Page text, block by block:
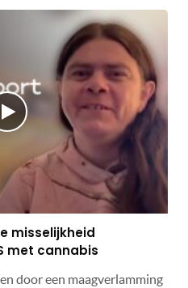
misselijkheid
met cannabis
door een maagverlamming